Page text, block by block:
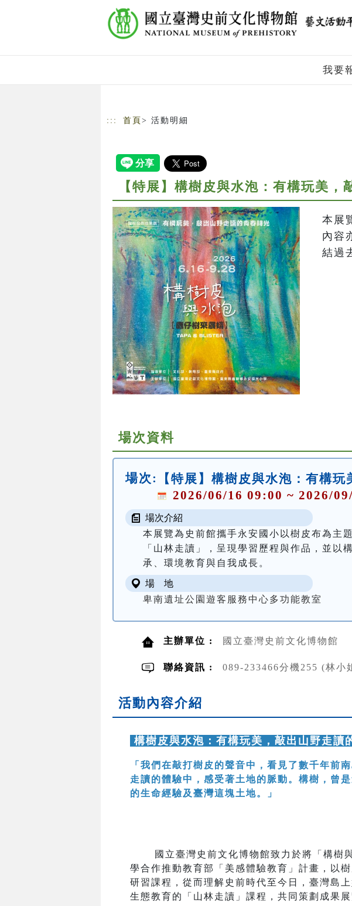
我要
::: 首頁 > 活動明細
【特展】構樹皮與水泡：有構玩美，
本展
內容
結過
場次資料
場次:
【特展】構樹皮與水泡：有構
2026/06/16 09:00 ~ 2026/
場次介紹
本展覽為史前館攜手永安國小以樹皮布為主
「山林走讀」，呈現學習歷程與作品，並以
承、環境教育與自我成長。
場 地
卑南遺址公園遊客服務中心多功能教室
主辦單位 : 國立臺灣史前文化博物館
聯絡資訊 : 089-233466分機255 (林小
活動內容介紹
構樹皮與水泡：有構玩美，敲出山野走讀
「我們在敲打樹皮的聲音中，看見了數千年前
走讀的體驗中，感受著土地的脈動。構樹，曾
的生命經驗及臺灣這塊土地。」
國立臺灣史前文化博物館致力於將「構樹與
學合作推動教育部「美感體驗教育」計畫，以
研習課程，從而理解史前時代至今日，臺灣島
生態教育的「山林走讀」課程，共同策劃成果